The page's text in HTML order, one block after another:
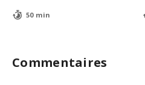
50 min
Commentaires